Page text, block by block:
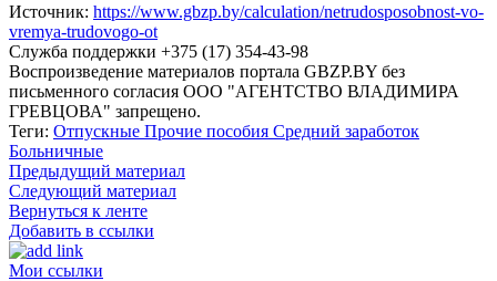
Источник: https://www.gbzp.by/calculation/netrudosposobnost-vo-
vremya-trudovogo-ot
Служба поддержки +375 (17) 354-43-98
Воспроизведение материалов портала GBZP.BY без
письменного согласия OOO "АГЕНТСТВО ВЛАДИМИРА
ГРЕВЦОВА" запрещено.
Теги: Отпускные Прочие пособия Средний заработок
Больничные
Предыдущий материал
Следующий материал
Вернуться к ленте
Добавить в ссылки
Мои ссылки